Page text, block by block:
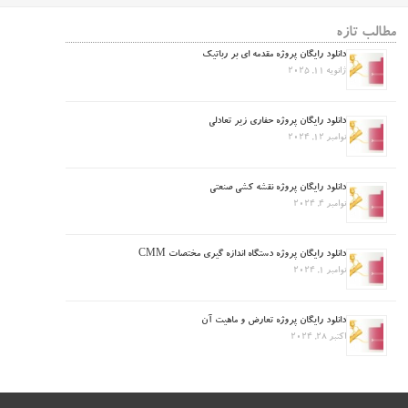
مطالب تازه
دانلود رایگان پروژه مقدمه ای بر رباتیک
ژانویه 11, 2025
دانلود رایگان پروژه حفاری زیر تعادلی
نوامبر 12, 2024
دانلود رایگان پروژه نقشه کشی صنعتی
نوامبر 4, 2024
دانلود رایگان پروژه دستگاه اندازه گیری مختصات CMM
نوامبر 1, 2024
دانلود رایگان پروژه تعارض و ماهیت آن
اکتبر 28, 2024